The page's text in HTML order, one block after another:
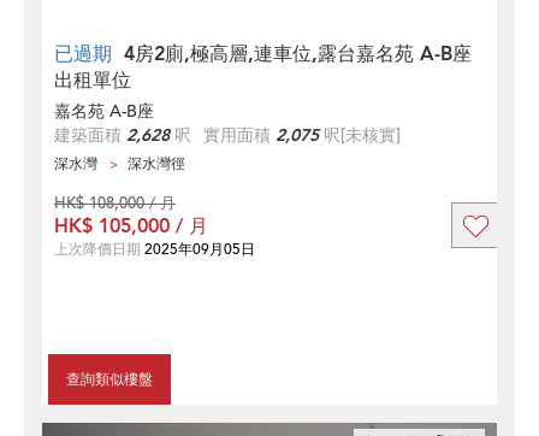
已過期 4房2廁,極高層,連車位,露台嘉名苑 A-B座
出租單位
嘉名苑 A-B座
建築面積 2,628呎 實用面積 2,075呎[未核實]
深水灣 深水灣徑
查詢類似樓盤
HK$ 108,000 / 月
HK$ 105,000 / 月
上次降價日期 2025年09月05日